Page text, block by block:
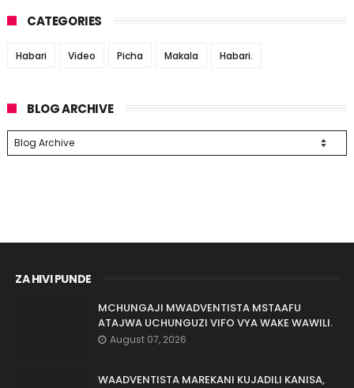
CATEGORIES
Habari Video Picha Makala Habari.
BLOG ARCHIVE
ZA HIVI PUNDE
MCHUNGAJI MWADVENTISTA MSTAAFU
ATAJWA UCHUNGUZI VIFO VYA WAKE WAWILI.
August 07, 2026
WAADVENTISTA MAREKANI KUJADILI KANISA,